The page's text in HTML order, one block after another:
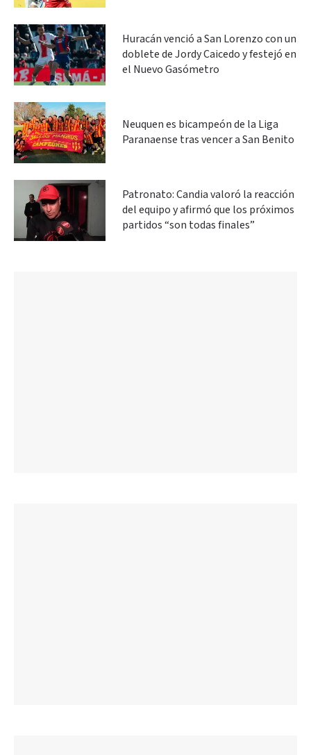
Huracán venció a San Lorenzo con un
doblete de Jordy Caicedo y festejó en
el Nuevo Gasómetro
Neuquen es bicampeón de la Liga
Paranaense tras vencer a San Benito
Patronato: Candia valoró la reacción
del equipo y afirmó que los próximos
partidos “son todas finales”